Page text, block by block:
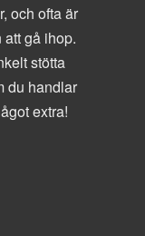
och ofta är
gå ihop.
stötta
du handlar
extra!